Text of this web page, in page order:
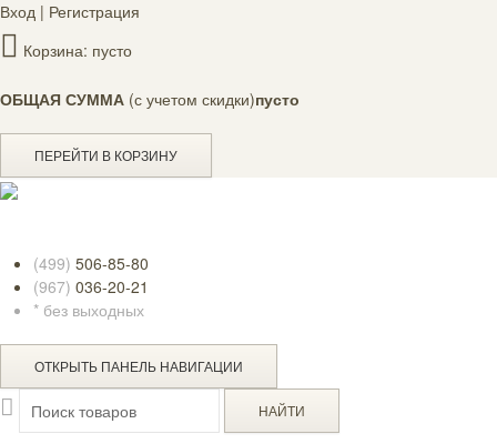
Вход | Регистрация
Корзина: пусто
ОБЩАЯ СУММА (с учетом скидки)пусто
ПЕРЕЙТИ В КОРЗИНУ
(499) 506-85-80
(967) 036-20-21
* без выходных
ОТКРЫТЬ ПАНЕЛЬ НАВИГАЦИИ